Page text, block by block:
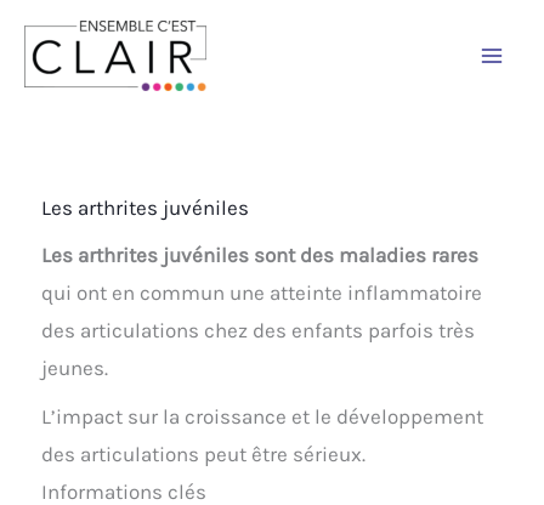
contenu
Les arthrites juvéniles
Les arthrites juvéniles sont des maladies rares
qui ont en commun une atteinte inflammatoire
des articulations chez des enfants parfois très
jeunes.
L’impact sur la croissance et le développement
des articulations peut être sérieux.
Informations clés